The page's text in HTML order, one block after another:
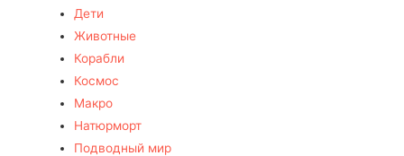
Дети
Животные
Корабли
Космос
Макро
Натюрморт
Подводный мир